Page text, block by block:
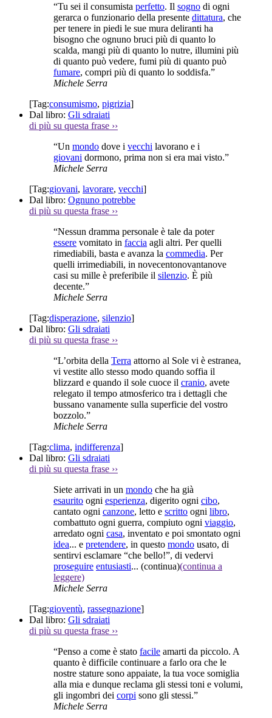
“Tu sei il consumista perfetto. Il sogno di ogni
gerarca o funzionario della presente dittatura, che
per tenere in piedi le sue mura deliranti ha
bisogno che ognuno bruci più di quanto lo
scalda, mangi più di quanto lo nutre, illumini più
di quanto può vedere, fumi più di quanto può
fumare, compri più di quanto lo soddisfa.”
Michele Serra
[Tag:consumismo, pigrizia]
Dal libro: Gli sdraiati
di più su questa frase ››
“Un mondo dove i vecchi lavorano e i
giovani dormono, prima non si era mai visto.”
Michele Serra
[Tag:giovani, lavorare, vecchi]
Dal libro: Ognuno potrebbe
di più su questa frase ››
“Nessun dramma personale è tale da poter
essere vomitato in faccia agli altri. Per quelli
rimediabili, basta e avanza la commedia. Per
quelli irrimediabili, in novecentonovantanove
casi su mille è preferibile il silenzio. È più
decente.”
Michele Serra
[Tag:disperazione, silenzio]
Dal libro: Gli sdraiati
di più su questa frase ››
“L’orbita della Terra attorno al Sole vi è estranea,
vi vestite allo stesso modo quando soffia il
blizzard e quando il sole cuoce il cranio, avete
relegato il tempo atmosferico tra i dettagli che
bussano vanamente sulla superficie del vostro
bozzolo.”
Michele Serra
[Tag:clima, indifferenza]
Dal libro: Gli sdraiati
di più su questa frase ››
Siete arrivati in un mondo che ha già
esaurito ogni esperienza, digerito ogni cibo,
cantato ogni canzone, letto e scritto ogni libro,
combattuto ogni guerra, compiuto ogni viaggio,
arredato ogni casa, inventato e poi smontato ogni
idea... e pretendere, in questo mondo usato, di
sentirvi esclamare “che bello!”, di vedervi
proseguire entusiasti... (continua)(continua a
leggere)
Michele Serra
[Tag:gioventù, rassegnazione]
Dal libro: Gli sdraiati
di più su questa frase ››
“Penso a come è stato facile amarti da piccolo. A
quanto è difficile continuare a farlo ora che le
nostre stature sono appaiate, la tua voce somiglia
alla mia e dunque reclama gli stessi toni e volumi,
gli ingombri dei corpi sono gli stessi.”
Michele Serra